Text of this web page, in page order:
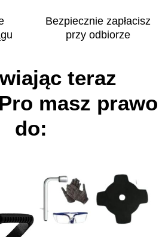
Bezpiecznie zapłacisz
przy odbiorze
teraz
masz prawo
do: